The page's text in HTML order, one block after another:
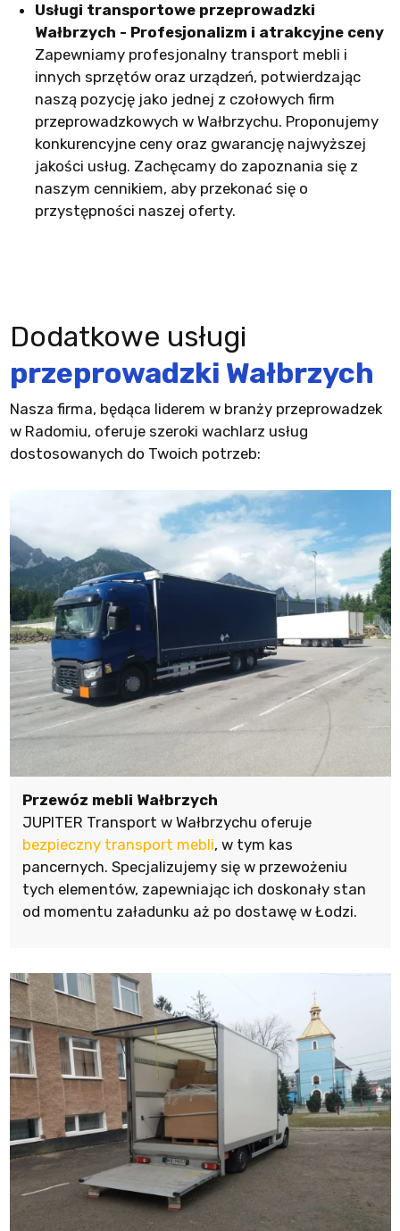
Usługi transportowe przeprowadzki
Wałbrzych - Profesjonalizm i atrakcyjne ceny
Zapewniamy profesjonalny transport mebli i
innych sprzętów oraz urządzeń, potwierdzając
naszą pozycję jako jednej z czołowych firm
przeprowadzkowych w Wałbrzychu. Proponujemy
konkurencyjne ceny oraz gwarancję najwyższej
jakości usług. Zachęcamy do zapoznania się z
naszym cennikiem, aby przekonać się o
przystępności naszej oferty.
Dodatkowe usługi
przeprowadzki Wałbrzych
Nasza firma, będąca liderem w branży przeprowadzek
w Radomiu, oferuje szeroki wachlarz usług
dostosowanych do Twoich potrzeb:
Przewóz mebli Wałbrzych
JUPITER Transport w Wałbrzychu oferuje
bezpieczny transport mebli, w tym kas
pancernych. Specjalizujemy się w przewożeniu
tych elementów, zapewniając ich doskonały stan
od momentu załadunku aż po dostawę w Łodzi.